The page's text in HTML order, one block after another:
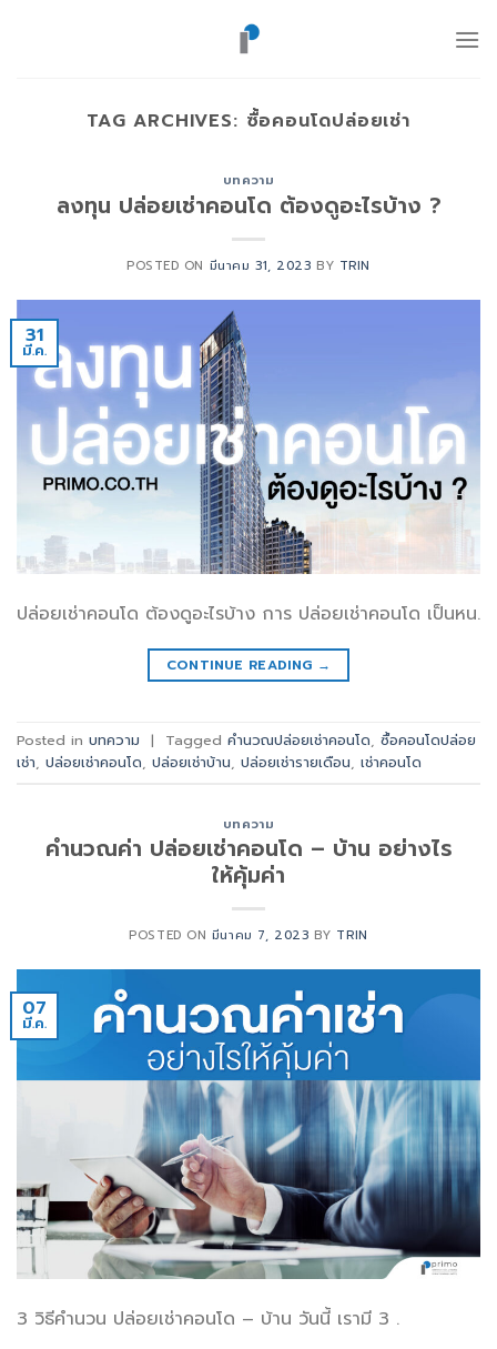
TAG ARCHIVES: ซื้อคอนโดปล่อยเช่า
บทความ
ลงทุน ปล่อยเช่าคอนโด ต้องดูอะไรบ้าง ?
POSTED ON มีนาคม 31, 2023 BY TRIN
31
มี.ค.
ปล่อยเช่าคอนโด ต้องดูอะไรบ้าง การ ปล่อยเช่าคอนโด เป็นหน.
CONTINUE READING →
Posted in บทความ | Tagged คำนวณปล่อยเช่าคอนโด, ซื้อคอนโดปล่อย
เช่า, ปล่อยเช่าคอนโด, ปล่อยเช่าบ้าน, ปล่อยเช่ารายเดือน, เช่าคอนโด
บทความ
คำนวณค่า ปล่อยเช่าคอนโด – บ้าน อย่างไร
ให้คุ้มค่า
POSTED ON มีนาคม 7, 2023 BY TRIN
07
มี.ค.
3 วิธีคำนวน ปล่อยเช่าคอนโด – บ้าน วันนี้ เรามี 3 .